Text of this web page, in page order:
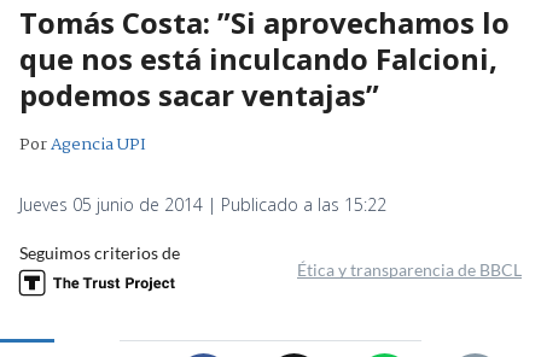
Tomás Costa: ”Si aprovechamos lo
que nos está inculcando Falcioni,
podemos sacar ventajas”
PorAgencia UPI
Jueves 05 junio de 2014 | Publicado a las 15:22
Seguimos criterios de
Ética y transparencia de BBCL